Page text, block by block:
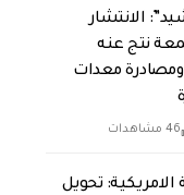
الانتشار
نتج عنه
معدات
46 مشاهدات
الامريكية: تحويل